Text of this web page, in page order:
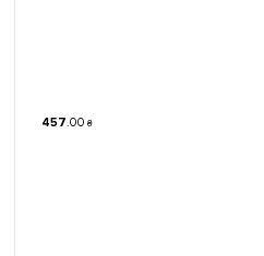
457.00 ₴